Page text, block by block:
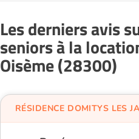
Les derniers avis
seniors à la
Oisème (28300)
RÉSIDENCE DOMITYS LES